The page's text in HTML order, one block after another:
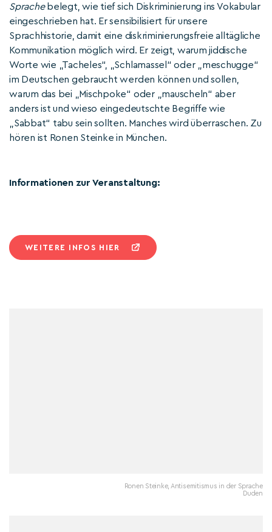
Sprachebelegt, wie tief sich Diskriminierung ins Vokabular
eingeschrieben hat. Er sensibilisiert für unsere
Sprachhistorie, damit eine diskriminierungsfreie alltägliche
Kommunikation möglich wird. Er zeigt, warum jiddische
Worte wie „Tacheles“, „Schlamassel“ oder „meschugge“
im Deutschen gebraucht werden können und sollen,
warum das bei „Mischpoke“ oder „mauscheln“ aber
anders ist und wieso eingedeutschte Begriffe wie
„Sabbat“ tabu sein sollten. Manches wird überraschen. Zu
hören ist Ronen Steinke in München.
Informationen zur Veranstaltung:
WEITERE INFOS HIER
Ronen Steinke, Antisemitismus in der Sprache
Duden